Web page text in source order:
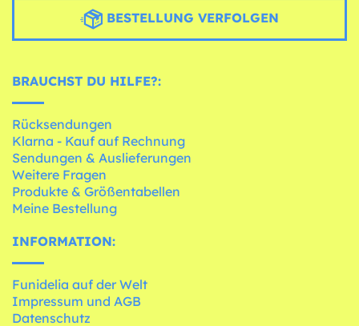
BESTELLUNG VERFOLGEN
BRAUCHST DU HILFE?:
Rücksendungen
Klarna - Kauf auf Rechnung
Sendungen & Auslieferungen
Weitere Fragen
Produkte & Größentabellen
Meine Bestellung
INFORMATION:
Funidelia auf der Welt
Impressum und AGB
Datenschutz